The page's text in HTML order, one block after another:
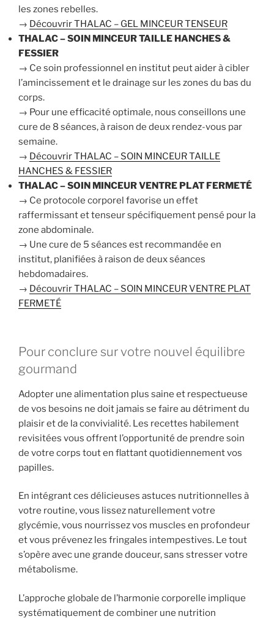
les zones rebelles.
→ Découvrir THALAC – GEL MINCEUR TENSEUR
THALAC – SOIN MINCEUR TAILLE HANCHES &
FESSIER
→ Ce soin professionnel en institut peut aider à cibler
l’amincissement et le drainage sur les zones du bas du
corps.
→ Pour une efficacité optimale, nous conseillons une
cure de 8 séances, à raison de deux rendez-vous par
semaine.
→ Découvrir THALAC – SOIN MINCEUR TAILLE
HANCHES & FESSIER
THALAC – SOIN MINCEUR VENTRE PLAT FERMETÉ
→ Ce protocole corporel favorise un effet
raffermissant et tenseur spécifiquement pensé pour la
zone abdominale.
→ Une cure de 5 séances est recommandée en
institut, planifiées à raison de deux séances
hebdomadaires.
→ Découvrir THALAC – SOIN MINCEUR VENTRE PLAT
FERMETÉ
Pour conclure sur votre nouvel équilibre
gourmand
Adopter une alimentation plus saine et respectueuse
de vos besoins ne doit jamais se faire au détriment du
plaisir et de la convivialité. Les recettes habilement
revisitées vous offrent l’opportunité de prendre soin
de votre corps tout en flattant quotidiennement vos
papilles.
En intégrant ces délicieuses astuces nutritionnelles à
votre routine, vous lissez naturellement votre
glycémie, vous nourrissez vos muscles en profondeur
et vous prévenez les fringales intempestives. Le tout
s’opère avec une grande douceur, sans stresser votre
métabolisme.
L’approche globale de l’harmonie corporelle implique
systématiquement de combiner une nutrition